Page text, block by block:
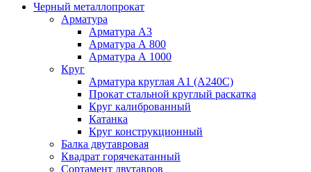
Черный металлопрокат
Арматура
Арматура А3
Арматура А 800
Арматура А 1000
Круг
Арматура круглая А1 (А240C)
Прокат стальной круглый раскатка
Круг калиброванный
Катанка
Круг конструкционный
Балка двутавровая
Квадрат горячекатанный
Сортамент двутавров